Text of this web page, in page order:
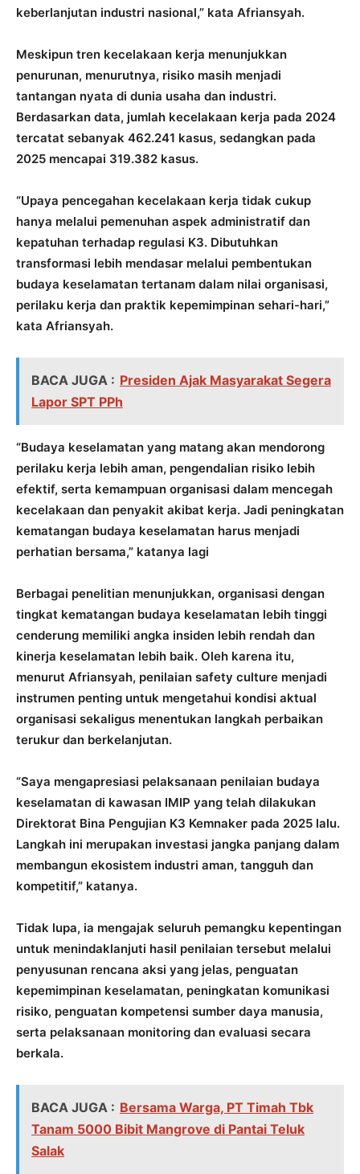
keberlanjutan industri nasional,” kata Afriansyah.
Meskipun tren kecelakaan kerja menunjukkan
penurunan, menurutnya, risiko masih menjadi
tantangan nyata di dunia usaha dan industri.
Berdasarkan data, jumlah kecelakaan kerja pada 2024
tercatat sebanyak 462.241 kasus, sedangkan pada
2025 mencapai 319.382 kasus.
“Upaya pencegahan kecelakaan kerja tidak cukup
hanya melalui pemenuhan aspek administratif dan
kepatuhan terhadap regulasi K3. Dibutuhkan
transformasi lebih mendasar melalui pembentukan
budaya keselamatan tertanam dalam nilai organisasi,
perilaku kerja dan praktik kepemimpinan sehari-hari,”
kata Afriansyah.
BACA JUGA : Presiden Ajak Masyarakat Segera
Lapor SPT PPh
“Budaya keselamatan yang matang akan mendorong
perilaku kerja lebih aman, pengendalian risiko lebih
efektif, serta kemampuan organisasi dalam mencegah
kecelakaan dan penyakit akibat kerja. Jadi peningkatan
kematangan budaya keselamatan harus menjadi
perhatian bersama,” katanya lagi
Berbagai penelitian menunjukkan, organisasi dengan
tingkat kematangan budaya keselamatan lebih tinggi
cenderung memiliki angka insiden lebih rendah dan
kinerja keselamatan lebih baik. Oleh karena itu,
menurut Afriansyah, penilaian safety culture menjadi
instrumen penting untuk mengetahui kondisi aktual
organisasi sekaligus menentukan langkah perbaikan
terukur dan berkelanjutan.
“Saya mengapresiasi pelaksanaan penilaian budaya
keselamatan di kawasan IMIP yang telah dilakukan
Direktorat Bina Pengujian K3 Kemnaker pada 2025 lalu.
Langkah ini merupakan investasi jangka panjang dalam
membangun ekosistem industri aman, tangguh dan
kompetitif,” katanya.
Tidak lupa, ia mengajak seluruh pemangku kepentingan
untuk menindaklanjuti hasil penilaian tersebut melalui
penyusunan rencana aksi yang jelas, penguatan
kepemimpinan keselamatan, peningkatan komunikasi
risiko, penguatan kompetensi sumber daya manusia,
serta pelaksanaan monitoring dan evaluasi secara
berkala.
BACA JUGA : Bersama Warga, PT Timah Tbk
Tanam 5000 Bibit Mangrove di Pantai Teluk
Salak